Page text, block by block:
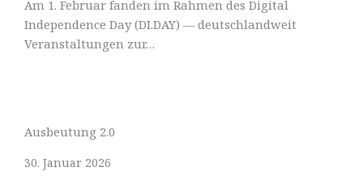
Am 1. Februar fanden im Rahmen des Digital
Independence Day (DI.DAY) –– deutschlandweit
Veranstaltungen zur…
Ausbeutung 2.0
30. Januar 2026